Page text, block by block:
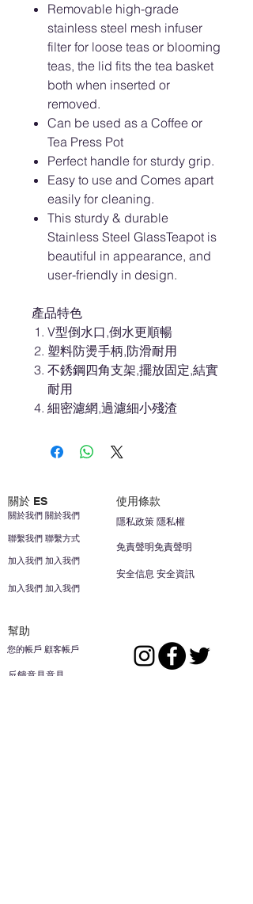
Removable high-grade
stainless steel mesh infuser
filter for loose teas or blooming
teas, the lid fits the tea basket
both when inserted or
removed.
Can be used as a Coffee or
Tea Press Pot
Perfect handle for sturdy grip.
Easy to use and Comes apart
easily for cleaning.
This sturdy & durable
Stainless Steel GlassTeapot is
beautiful in appearance, and
user-friendly in design.
產品特色
V型倒水口,倒水更順暢
塑料防燙手柄,防滑耐用
不銹鋼四角支架,擺放固定,結實
耐用
細密濾網,過濾細小殘渣
關於 ES 使用條款
聯繫我們 聯繫方式
加入我們 加入我們
關於我們 關於我們
加入我們 加入我們
安全信息 安全資訊
免責聲明免責聲明
隱私政策 隱私權
幫助
您的帳戶 顧客帳戶
反饋意見意見